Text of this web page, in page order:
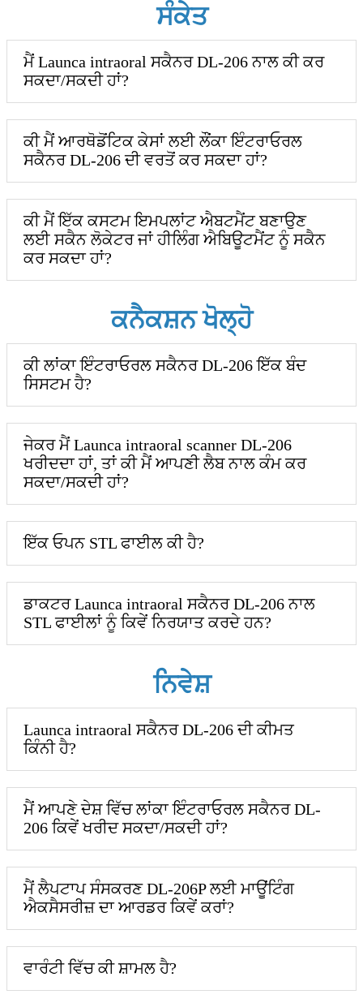
ਸੰਕੇਤ
ਮੈਂ Launca intraoral ਸਕੈਨਰ DL-206 ਨਾਲ ਕੀ ਕਰ
ਸਕਦਾ/ਸਕਦੀ ਹਾਂ?
ਕੀ ਮੈਂ ਆਰਥੋਡੋਂਟਿਕ ਕੇਸਾਂ ਲਈ ਲੌਂਕਾ ਇੰਟਰਾਓਰਲ
ਸਕੈਨਰ DL-206 ਦੀ ਵਰਤੋਂ ਕਰ ਸਕਦਾ ਹਾਂ?
ਕੀ ਮੈਂ ਇੱਕ ਕਸਟਮ ਇਮਪਲਾਂਟ ਐਬਟਮੈਂਟ ਬਣਾਉਣ
ਲਈ ਸਕੈਨ ਲੋਕੇਟਰ ਜਾਂ ਹੀਲਿੰਗ ਐਬਿਊਟਮੈਂਟ ਨੂੰ ਸਕੈਨ
ਕਰ ਸਕਦਾ ਹਾਂ?
ਕਨੈਕਸ਼ਨ ਖੋਲ੍ਹੋ
ਕੀ ਲਾਂਕਾ ਇੰਟਰਾਓਰਲ ਸਕੈਨਰ DL-206 ਇੱਕ ਬੰਦ
ਸਿਸਟਮ ਹੈ?
ਜੇਕਰ ਮੈਂ Launca intraoral scanner DL-206
ਖਰੀਦਦਾ ਹਾਂ, ਤਾਂ ਕੀ ਮੈਂ ਆਪਣੀ ਲੈਬ ਨਾਲ ਕੰਮ ਕਰ
ਸਕਦਾ/ਸਕਦੀ ਹਾਂ?
ਇੱਕ ਓਪਨ STL ਫਾਈਲ ਕੀ ਹੈ?
ਡਾਕਟਰ Launca intraoral ਸਕੈਨਰ DL-206 ਨਾਲ
STL ਫਾਈਲਾਂ ਨੂੰ ਕਿਵੇਂ ਨਿਰਯਾਤ ਕਰਦੇ ਹਨ?
ਨਿਵੇਸ਼
Launca intraoral ਸਕੈਨਰ DL-206 ਦੀ ਕੀਮਤ
ਕਿੰਨੀ ਹੈ?
ਮੈਂ ਆਪਣੇ ਦੇਸ਼ ਵਿੱਚ ਲਾਂਕਾ ਇੰਟਰਾਓਰਲ ਸਕੈਨਰ DL-
206 ਕਿਵੇਂ ਖਰੀਦ ਸਕਦਾ/ਸਕਦੀ ਹਾਂ?
ਮੈਂ ਲੈਪਟਾਪ ਸੰਸਕਰਣ DL-206P ਲਈ ਮਾਊਂਟਿੰਗ
ਐਕਸੈਸਰੀਜ਼ ਦਾ ਆਰਡਰ ਕਿਵੇਂ ਕਰਾਂ?
ਵਾਰੰਟੀ ਵਿੱਚ ਕੀ ਸ਼ਾਮਲ ਹੈ?